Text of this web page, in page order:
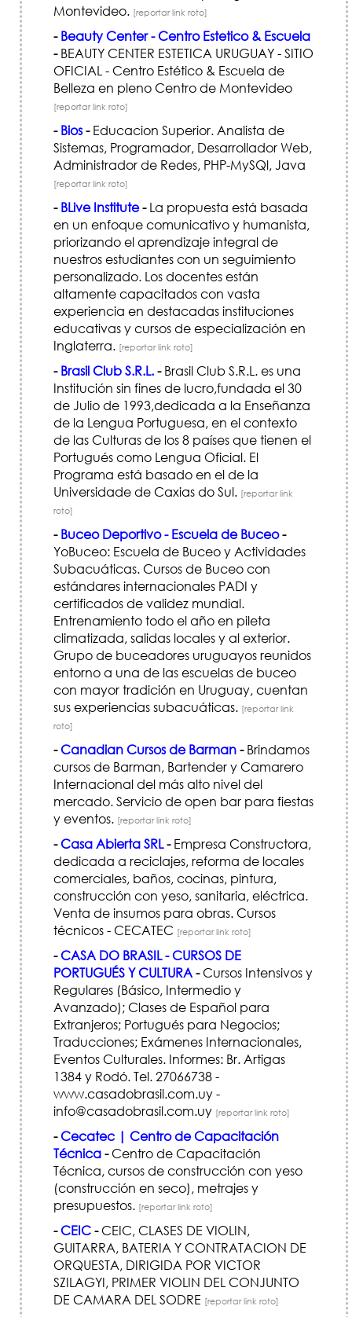
Montevideo. [reportar link roto]
- Beauty Center - Centro Estetico & Escuela
-BEAUTY CENTER ESTETICA URUGUAY - SITIO
OFICIAL - Centro Estético & Escuela de
Belleza en pleno Centro de Montevideo
[reportar link roto]
- Bios-Educacion Superior. Analista de
Sistemas, Programador, Desarrollador Web,
Administrador de Redes, PHP-MySQl, Java
[reportar link roto]
- BLive Institute-La propuesta está basada
en un enfoque comunicativo y humanista,
priorizando el aprendizaje integral de
nuestros estudiantes con un seguimiento
personalizado. Los docentes están
altamente capacitados con vasta
experiencia en destacadas instituciones
educativas y cursos de especialización en
Inglaterra. [reportar link roto]
- Brasil Club S.R.L.-Brasil Club S.R.L. es una
Institución sin fines de lucro,fundada el 30
de Julio de 1993,dedicada a la Enseñanza
de la Lengua Portuguesa, en el contexto
de las Culturas de los 8 países que tienen el
Portugués como Lengua Oficial. El
Programa está basado en el de la
Universidade de Caxias do Sul. [reportar link
roto]
- Buceo Deportivo - Escuela de Buceo-
YoBuceo: Escuela de Buceo y Actividades
Subacuáticas. Cursos de Buceo con
estándares internacionales PADI y
certificados de validez mundial.
Entrenamiento todo el año en pileta
climatizada, salidas locales y al exterior.
Grupo de buceadores uruguayos reunidos
entorno a una de las escuelas de buceo
con mayor tradición en Uruguay, cuentan
sus experiencias subacuáticas. [reportar link
roto]
-Canadian Cursos de Barman-Brindamos
cursos de Barman, Bartender y Camarero
Internacional del más alto nivel del
mercado. Servicio de open bar para fiestas
y eventos. [reportar link roto]
-Casa Abierta SRL-Empresa Constructora,
dedicada a reciclajes, reforma de locales
comerciales, baños, cocinas, pintura,
construcción con yeso, sanitaria, eléctrica.
Venta de insumos para obras. Cursos
técnicos - CECATEC [reportar link roto]
-CASA DO BRASIL - CURSOS DE
PORTUGUÉS Y CULTURA-Cursos Intensivos y
Regulares (Básico, Intermedio y
Avanzado); Clases de Español para
Extranjeros; Portugués para Negocios;
Traducciones; Exámenes Internacionales,
Eventos Culturales. Informes: Br. Artigas
1384 y Rodó. Tel. 27066738 -
www.casadobrasil.com.uy -
info@casadobrasil.com.uy [reportar link roto]
-Cecatec | Centro de Capacitación
Técnica-Centro de Capacitación
Técnica, cursos de construcción con yeso
(construcción en seco), metrajes y
presupuestos. [reportar link roto]
-CEIC-CEIC, CLASES DE VIOLIN,
GUITARRA, BATERIA Y CONTRATACION DE
ORQUESTA, DIRIGIDA POR VICTOR
SZILAGYI, PRIMER VIOLIN DEL CONJUNTO
DE CAMARA DEL SODRE [reportar link roto]